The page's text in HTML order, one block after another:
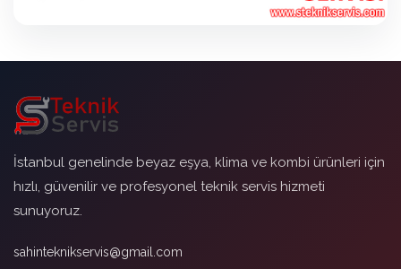
İstanbul genelinde beyaz eşya, klima ve kombi ürünleri için
hızlı, güvenilir ve profesyonel teknik servis hizmeti
sunuyoruz.
sahinteknikservis@gmail.com